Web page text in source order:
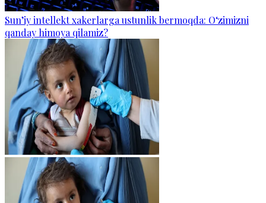
Sun’iy intellekt xakerlarga ustunlik bermoqda: O‘zimizni
qanday himoya qilamiz?